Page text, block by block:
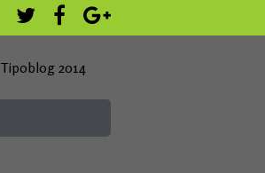
Tipoblog 2014